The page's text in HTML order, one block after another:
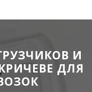
И
ДЛЯ